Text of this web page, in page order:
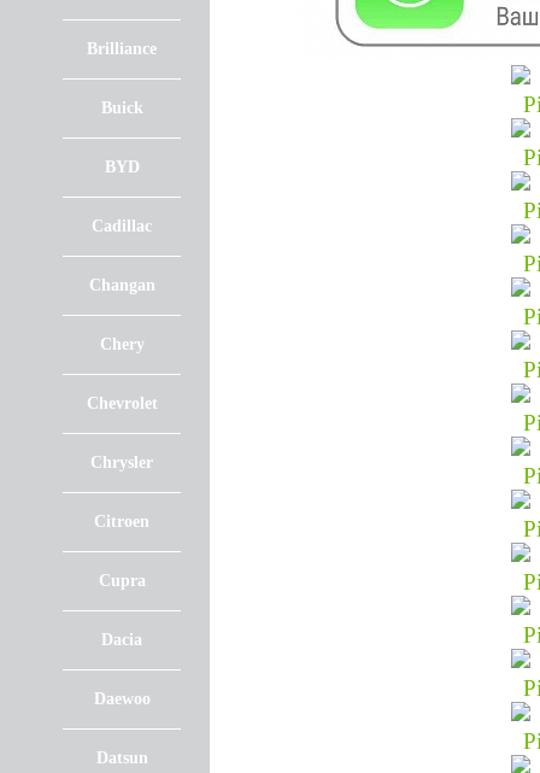
Brilliance
Buick
BYD
Cadillac
Changan
Chery
Chevrolet
Chrysler
Citroen
Cupra
Dacia
Daewoo
Datsun